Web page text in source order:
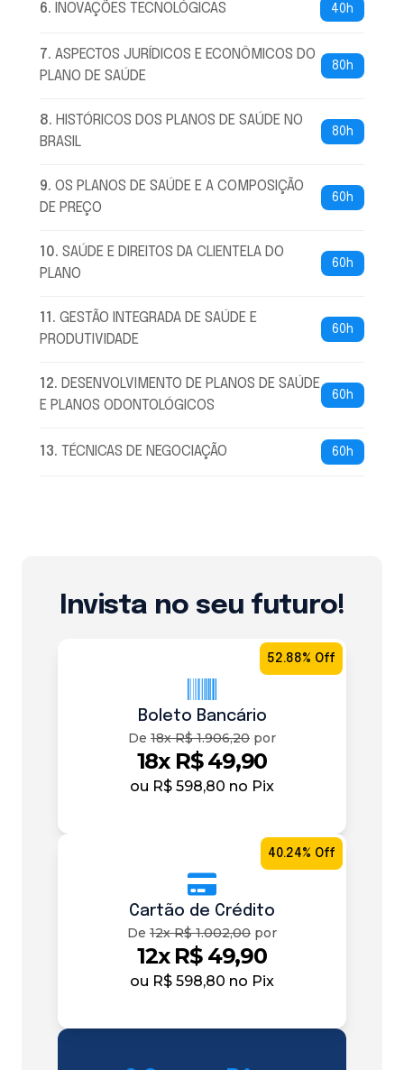
6. INOVAÇÕES TECNOLÓGICAS 40h
7. ASPECTOS JURÍDICOS E ECONÔMICOS DO
PLANO DE SAÚDE
80h
8. HISTÓRICOS DOS PLANOS DE SAÚDE NO
BRASIL
80h
9. OS PLANOS DE SAÚDE E A COMPOSIÇÃO
DE PREÇO
60h
10. SAÚDE E DIREITOS DA CLIENTELA DO
PLANO
60h
11 . GESTÃO INTEGRADA DE SAÚDE E
PRODUTIVIDADE
60h
12. DESENVOLVIMENTO DE PLANOS DE SAÚDE
E PLANOS ODONTOLÓGICOS
60h
13. TÉCNICAS DE NEGOCIAÇÃO 60h
Invista no seu futuro!
Boleto Bancário
De 18x R$ 1.906,20 por
18x R$ 49,90
ou R$ 598,80 no Pix
52.88% Off
Cartão de Crédito
De 12x R$ 1.002,00 por
12x R$ 49,90
ou R$ 598,80 no Pix
40.24% Off